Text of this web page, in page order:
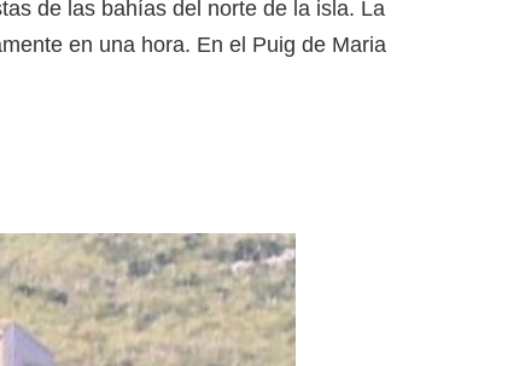
de las bahías del norte de la isla. La
en una hora. En el Puig de Maria